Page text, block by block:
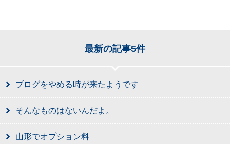
最新の記事5件
ブログをやめる時が来たようです
そんなものはないんだよ。
山形でオプション料